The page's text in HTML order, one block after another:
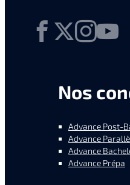
Facebook
X
Nos
Advance Post-
Advance
Advance
Advance Prépa